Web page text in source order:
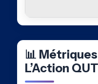
📊
L’Action